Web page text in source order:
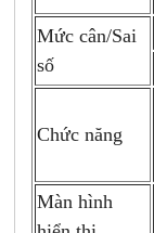
Mức cân/Sai
số
Chức năng
Màn hình